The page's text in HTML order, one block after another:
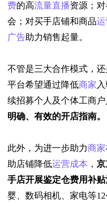
费的高流量直播资源；
会；对买手店铺和商品
广告助力销售起量。
不管是三大合作模式，
平台希望通过降低商家
续招募个人及个体工商户
明确、有效的开店指南。
此外，为进一步助力商家
助店铺降低运营成本 ，
手店开展鉴定仓费用补
婴、数码相机、家电等